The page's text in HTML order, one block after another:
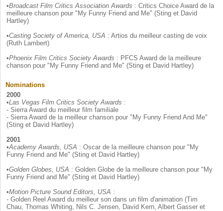
•Broadcast Film Critics Association Awards : Critics Choice Award de la
meilleure chanson pour "My Funny Friend and Me" (Sting et David
Hartley)
•Casting Society of America, USA : Artios du meilleur casting de voix
(Ruth Lambert)
•Phoenix Film Critics Society Awards : PFCS Award de la meilleure
chanson pour "My Funny Friend and Me" (Sting et David Hartley)
Nominations
2000
•Las Vegas Film Critics Society Awards :
- Sierra Award du meilleur film familiale
- Sierra Award de la meilleur chanson pour "My Funny Friend And Me"
(Sting et David Hartley)
2001
•Academy Awards, USA : Oscar de la meilleure chanson pour "My
Funny Friend and Me" (Sting et David Hartley)
•Golden Globes, USA : Golden Globe de la meilleure chanson pour "My
Funny Friend and Me" (Sting et David Hartley)
•Motion Picture Sound Editors, USA :
- Golden Reel Award du meilleur son dans un film d'animation (Tim
Chau, Thomas Whiting, Nils C. Jensen, David Kern, Albert Gasser et